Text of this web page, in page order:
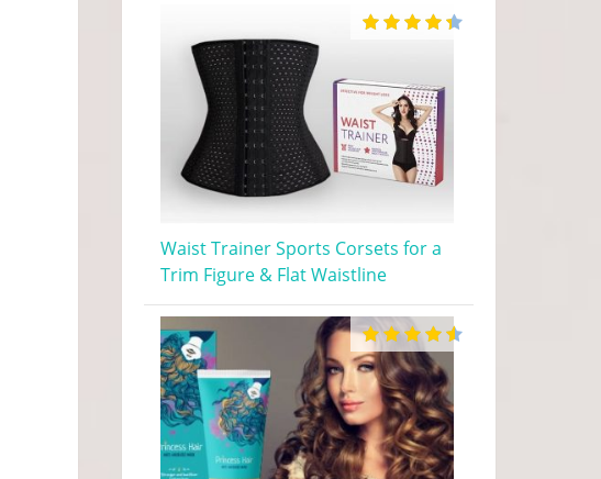
Waist Trainer Sports Corsets for a
Trim Figure & Flat Waistline